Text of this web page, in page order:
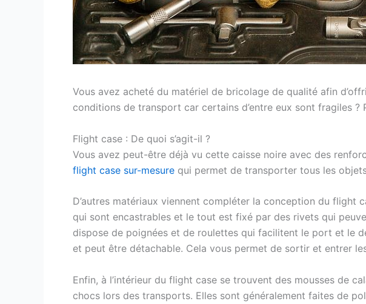
Vous avez acheté du matériel de bricolage de qualité afin
conditions de transport car certains d’entre eux sont fragiles
Flight case : De quoi s’agit-il ?
Vous avez peut-être déjà vu cette caisse noire avec des
flight case sur-mesure qui permet de transporter tous les
D’autres matériaux viennent compléter la conception du flight
qui sont encastrables et le tout est fixé par des rivets qui
dispose de poignées et de roulettes qui facilitent le port et le
et peut être détachable. Cela vous permet de sortir et entrer
Enfin, à l’intérieur du flight case se trouvent des mousses de
chocs lors des transports. Elles sont généralement faites de